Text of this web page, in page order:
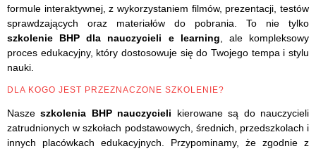
formule interaktywnej, z wykorzystaniem filmów, prezentacji, testów
sprawdzających oraz materiałów do pobrania. To nie tylko
szkolenie BHP dla nauczycieli e learning , ale kompleksowy
proces edukacyjny, który dostosowuje się do Twojego tempa i stylu
nauki.
DLA KOGO JEST PRZEZNACZONE SZKOLENIE?
Naszeszkolenia BHP nauczycieli kierowane są do nauczycieli
zatrudnionych w szkołach podstawowych, średnich, przedszkolach i
innych placówkach edukacyjnych. Przypominamy, że zgodnie z